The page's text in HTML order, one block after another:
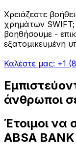
Χρειάζεστε
χρημάτων
βοηθήσουμε -
εξατομικευμένη
Καλέστε μας: +1
άνθρωποι
Έτοιμοι να
ABSA